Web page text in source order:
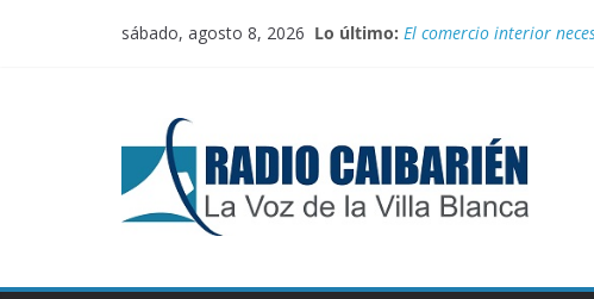
sábado, agosto 8, 2026 Lo último: El comercio interior
Medalla de plata para